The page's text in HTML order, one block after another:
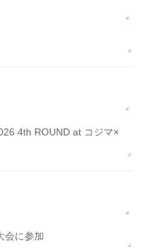
4th ROUND at コジマ×
会に参加